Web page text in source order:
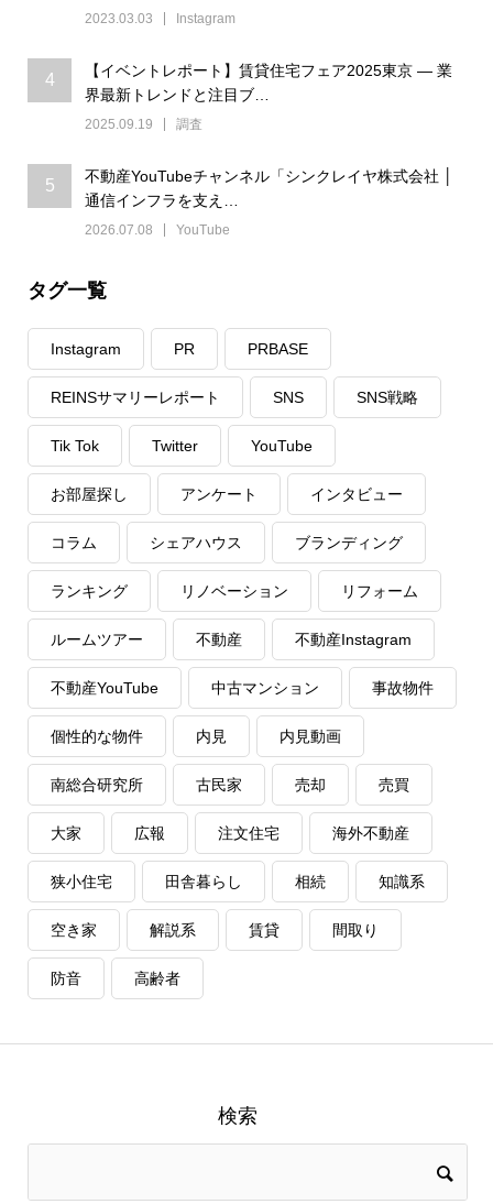
2023.03.03 Instagram
4
【イベントレポート】賃貸住宅フェア2025東京 ― 業
界最新トレンドと注目ブ…
2025.09.19 調査
5
不動産YouTubeチャンネル「シンクレイヤ株式会社 │
通信インフラを支え…
2026.07.08 YouTube
タグ一覧
Instagram PR PRBASE
REINSサマリーレポート SNS SNS戦略
Tik Tok Twitter YouTube
お部屋探し アンケート インタビュー
コラム シェアハウス ブランディング
ランキング リノベーション リフォーム
ルームツアー 不動産 不動産Instagram
不動産YouTube 中古マンション 事故物件
個性的な物件 内見 内見動画
南総合研究所 古民家 売却 売買
大家 広報 注文住宅 海外不動産
狭小住宅 田舎暮らし 相続 知識系
空き家 解説系 賃貸 間取り
防音 高齢者
検索